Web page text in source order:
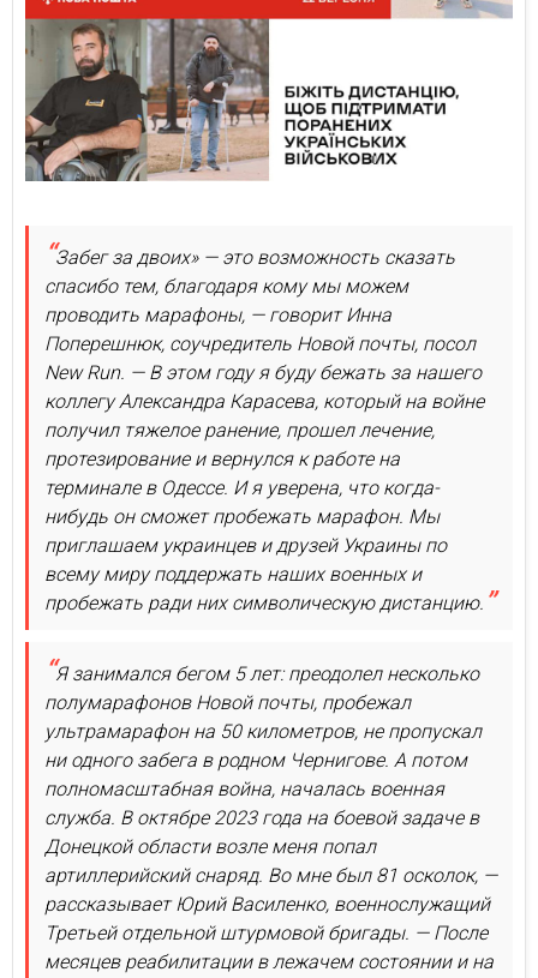
Забег за двоих» — это возможность сказать
спасибо тем, благодаря кому мы можем
проводить марафоны, — говорит Инна
Поперешнюк, соучредитель Новой почты, посол
New Run. — В этом году я буду бежать за нашего
коллегу Александра Карасева, который на войне
получил тяжелое ранение, прошел лечение,
протезирование и вернулся к работе на
терминале в Одессе. И я уверена, что когда-
нибудь он сможет пробежать марафон. Мы
приглашаем украинцев и друзей Украины по
всему миру поддержать наших военных и
пробежать ради них символическую дистанцию.
Я занимался бегом 5 лет: преодолел несколько
полумарафонов Новой почты, пробежал
ультрамарафон на 50 километров, не пропускал
ни одного забега в родном Чернигове. А потом
полномасштабная война, началась военная
служба. В октябре 2023 года на боевой задаче в
Донецкой области возле меня попал
артиллерийский снаряд. Во мне был 81 осколок, —
рассказывает Юрий Василенко, военнослужащий
Третьей отдельной штурмовой бригады. — После
месяцев реабилитации в лежачем состоянии и на